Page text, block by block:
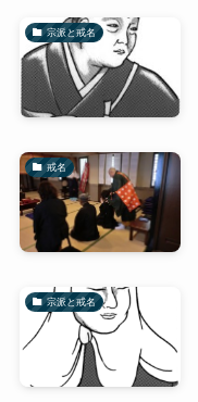
宗派と戒名
戒名
宗派と戒名